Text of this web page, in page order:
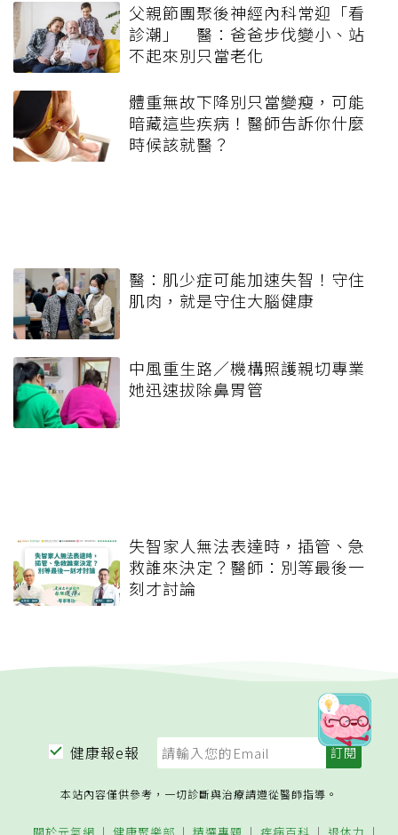
父親節團聚後神經內科常迎「看
診潮」 醫：爸爸步伐變小、站
不起來別只當老化
體重無故下降別只當變瘦，可能
暗藏這些疾病！醫師告訴你什麼
時候該就醫？
醫：肌少症可能加速失智！守住
肌肉，就是守住大腦健康
中風重生路／機構照護親切專業
她迅速拔除鼻胃管
失智家人無法表達時，插管、急
救誰來決定？醫師：別等最後一
刻才討論
健康報e報
本站內容僅供參考，一切診斷與治療請遵從醫師指導。